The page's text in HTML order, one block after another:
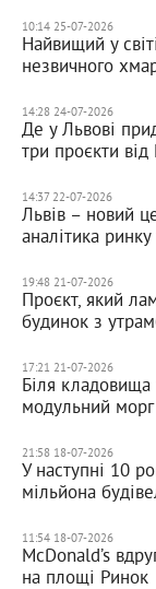
10:14 25-07-2026
Найвищий у
незвичного
14:28 24-07-2026
Де у Львові
три проєкти
14:37 22-07-2026
Львів – новий
аналітика
19:48 21-07-2026
Проєкт, який
будинок з
17:21 21-07-2026
Біля кладовища
модульний
21:58 18-07-2026
У наступні 10
мільйона
11:54 18-07-2026
McDonald’s
на площі Ринок